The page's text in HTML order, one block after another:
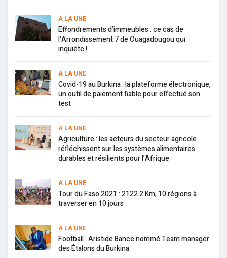
A LA UNE
Effondrements d’immeubles : ce cas de
l’Arrondissement 7 de Ouagadougou qui
inquiète !
A LA UNE
Covid-19 au Burkina : la plateforme électronique,
un outil de paiement fiable pour effectué son
test
A LA UNE
Agriculture : les acteurs du secteur agricole
réfléchissent sur les systèmes alimentaires
durables et résilients pour l’Afrique
A LA UNE
Tour du Faso 2021 : 2122.2 Km, 10 régions à
traverser en 10 jours
A LA UNE
Football : Aristide Bance nommé Team manager
des Étalons du Burkina